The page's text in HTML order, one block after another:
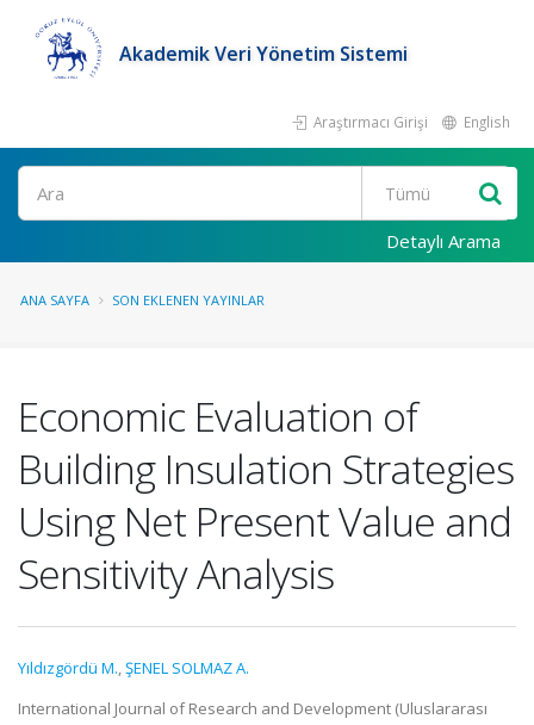
Akademik Veri Yönetim Sistemi
Araştırmacı Girişi English
Ara
Detaylı Arama
ANA SAYFA SON EKLENEN YAYINLAR
Economic Evaluation of
Building Insulation Strategies
Using Net Present Value and
Sensitivity Analysis
Yıldızgördü M.,ŞENEL SOLMAZ A.
International Journal of Research and Development (Uluslararası